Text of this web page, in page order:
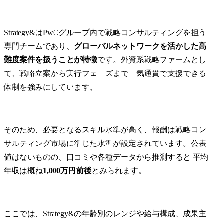
他の戦略系コンサルとの年収比較
マッキンゼー・アンド・カンパニーとの比較
ボストン・コンサルティング・グループ（BCG）との比較
ベイン・アンド・カンパニーとの比較
ローランド・ベルガーとの比較
ボーナス支給の仕組みと評価基準
昇給・昇格スピードと年収上昇カーブ
高年収層に共通するキャリア戦略
Strategy&への転職で狙える年収
転職成功で年収アップを実現するための戦略
Strategy&はPwCグループ内で戦略コンサルティングを担う
専門チームであり、 グローバルネットワークを活かした高
難度案件を扱うことが特徴です。外資系戦略ファームとし
て、戦略立案から実行フェーズまで一気通貫で支援できる
体制を強みにしています。
そのため、必要となるスキル水準が高く、報酬は戦略コン
サルティング市場に準じた水準が設定されています。公表
値はないものの、口コミや各種データから推測すると 平均
年収は概ね1,000万円前後とみられます。
ここでは、Strategy&の年齢別のレンジや給与構成、成果主